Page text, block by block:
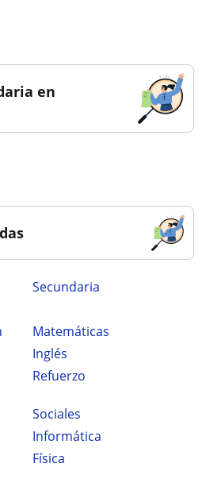
en
secundaria
Matemáticas
Inglés
Refuerzo
Sociales
Informática
Física